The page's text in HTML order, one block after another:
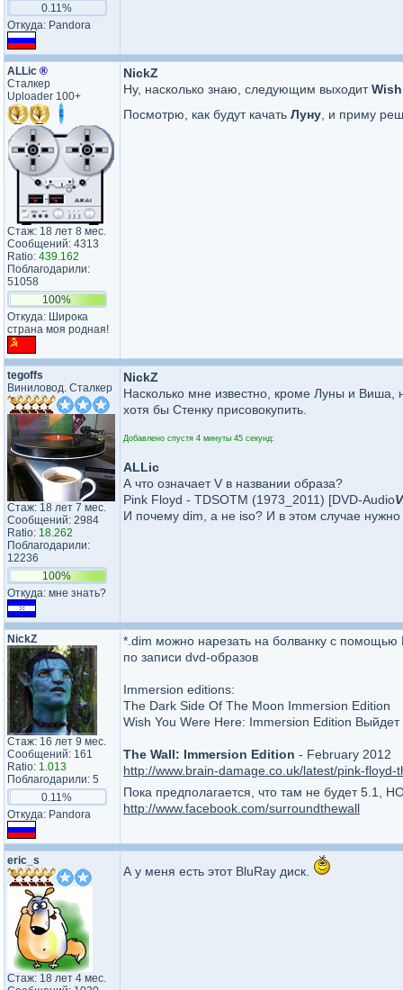
0.11%
Откуда: Pandora
ALLic ®
Сталкер
Uploader 100+
Стаж: 18 лет 8 мес.
Сообщений: 4313
Ratio: 439.162
Поблагодарили:
51058
100%
Откуда: Широка
страна моя родная!
NickZ
Ну, насколько знаю, следующим выходит
Посмотрю, как будут качать Луну , и приму
tegoffs
Виниловод. Сталкер
Стаж: 18 лет 7 мес.
Сообщений: 2984
Ratio: 18.262
Поблагодарили:
12236
100%
Откуда: мне знать?
NickZ
Насколько мне известно, кроме Луны и Виша,
хотя бы Стенку присовокупить.
Добавлено спустя 4 минуты 45 секунд:
ALLic
А что означает V в названии образа?
Pink Floyd - TDSOTM (1973_2011) [DVD-AudioV
И почему dim, а не iso? И в этом случае нужно
NickZ
Стаж: 16 лет 9 мес.
Сообщений: 161
Ratio: 1.013
Поблагодарили: 5
0.11%
Откуда: Pandora
*.dim можно нарезать на болванку с
по записи dvd-образов
Immersion editions:
The Dark Side Of The Moon Immersion Edition
Wish You Were Here: Immersion Edition
The Wall: Immersion Edition - February 2012
http://www.brain-damage.co.uk/latest/pink-
Пока предполагается, что там не будет 5.1,
http://www.facebook.com/surroundthewall
eric_s
Стаж: 18 лет 4 мес.
А у меня есть этот BluRay диск.